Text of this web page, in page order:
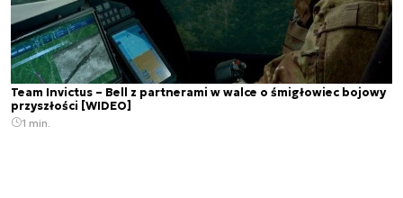
Team Invictus – Bell z partnerami w walce o śmigłowiec bojowy
przyszłości [WIDEO]
1 min.